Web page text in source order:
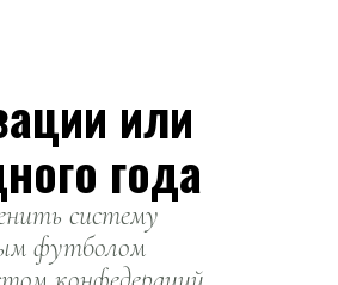
или
года
систему
футболом